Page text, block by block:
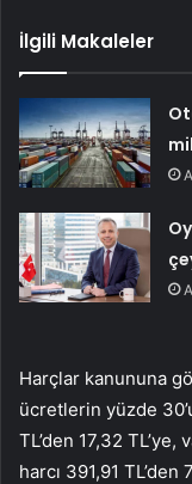
İlgili Makaleler
Harçlar kanununa
ücretlerin yüzde
TL’den 17,32
harcı 391,91